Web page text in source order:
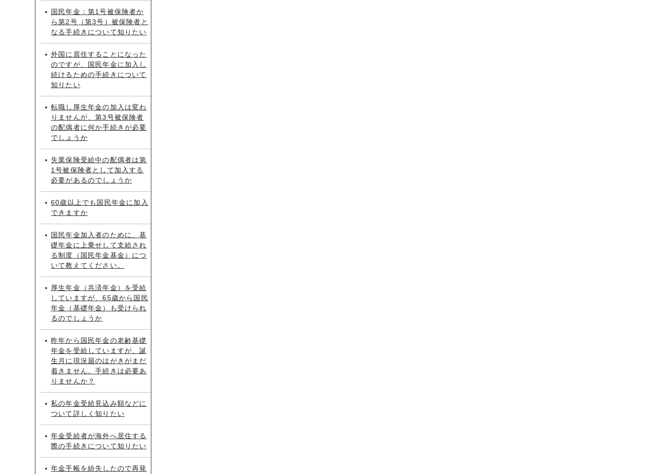
国民年金：第1号被保険者か
ら第2号（第3号）被保険者と
なる手続きについて知りたい
外国に居住することになった
のですが、国民年金に加入し
続けるための手続きについて
知りたい
転職し厚生年金の加入は変わ
りませんが、第3号被保険者
の配偶者に何か手続きが必要
でしょうか
失業保険受給中の配偶者は第
1号被保険者として加入する
必要があるのでしょうか
60歳以上でも国民年金に加入
できますか
国民年金加入者のために、基
礎年金に上乗せして支給され
る制度（国民年金基金）につ
いて教えてください。
厚生年金（共済年金）を受給
していますが、65歳から国民
年金（基礎年金）も受けられ
るのでしょうか
昨年から国民年金の老齢基礎
年金を受給していますが、誕
生月に現況届のはがきがまだ
着きません。手続きは必要あ
りませんか？
私の年金受給見込み額などに
ついて詳しく知りたい
年金受給者が海外へ居住する
際の手続きについて知りたい
年金手帳を紛失したので再発